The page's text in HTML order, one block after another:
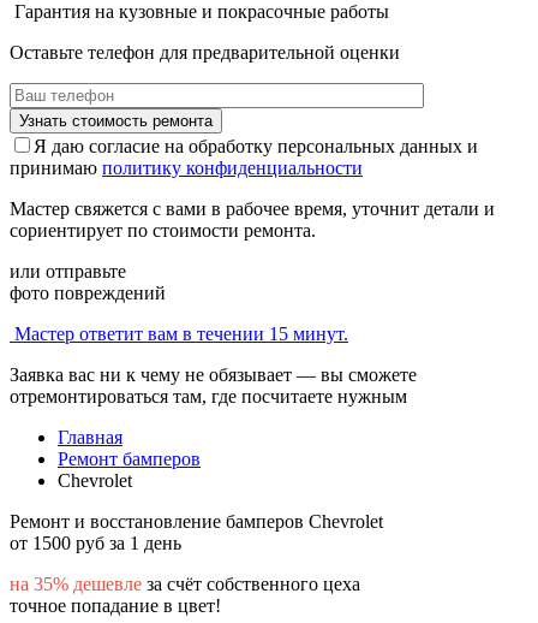
Гарантия на кузовные и покрасочные работы
Оставьте телефон для предварительной оценки
Я даю согласие на обработку персональных данных и
принимаю политику конфиденциальности
Мастер свяжется с вами в рабочее время, уточнит детали и
сориентирует по стоимости ремонта.
или отправьте
фото повреждений
Мастер ответит вам в течении 15 минут.
Заявка вас ни к чему не обязывает — вы сможете
отремонтироваться там, где посчитаете нужным
Главная
Ремонт бамперов
Chevrolet
Ремонт и восстановление бамперов Chevrolet
от 1500 руб за 1 день
на 35% дешевле за счёт собственного цеха
точное попадание в цвет!